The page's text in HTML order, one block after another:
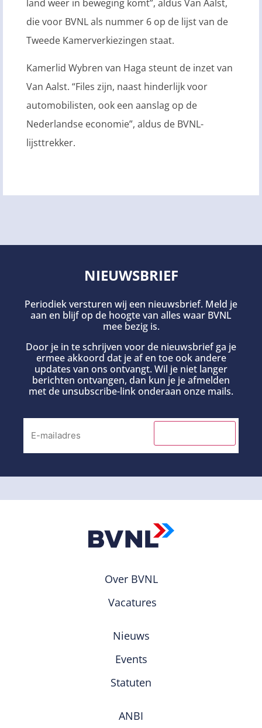
land weer in beweging komt”, aldus Van Aalst,
die voor BVNL als nummer 6 op de lijst van de
Tweede Kamerverkiezingen staat.
Kamerlid Wybren van Haga steunt de inzet van
Van Aalst. “Files zijn, naast hinderlijk voor
automobilisten, ook een aanslag op de
Nederlandse economie”, aldus de BVNL-
lijsttrekker.
NIEUWSBRIEF
Periodiek versturen wij een nieuwsbrief. Meld je
aan en blijf op de hoogte van alles waar BVNL
mee bezig is.
Door je in te schrijven voor de nieuwsbrief ga je
ermee akkoord dat je af en toe ook andere
updates van ons ontvangt. Wil je niet langer
berichten ontvangen, dan kun je je afmelden
met de unsubscribe-link onderaan onze mails.
Over BVNL
Vacatures
Nieuws
Events
Statuten
ANBI